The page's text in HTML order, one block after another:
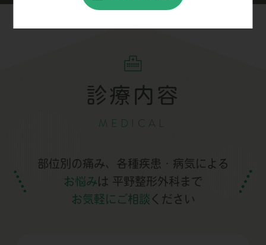
診療内容
MEDICAL
部位別の痛み、各種疾患・病気による
お悩み は 平野整形外科まで
お気軽にご相談 ください